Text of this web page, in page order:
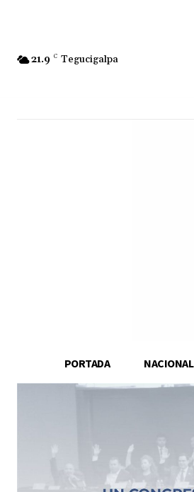
21.9 C Tegucigalpa
PORTADA NACIONAL